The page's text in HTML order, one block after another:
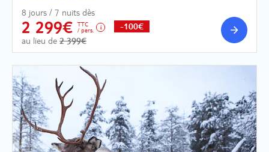
8 jours / 7 nuits dès
2 299€
TTC
/ pers.
au lieu de 2 399€
-100€